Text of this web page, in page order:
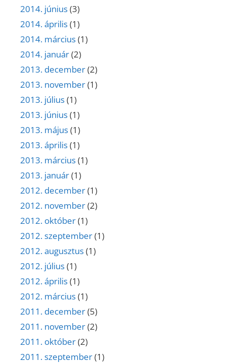
2014. június(3)
2014. április(1)
2014. március(1)
2014. január(2)
2013. december(2)
2013. november(1)
2013. július(1)
2013. június(1)
2013. május(1)
2013. április(1)
2013. március(1)
2013. január(1)
2012. december(1)
2012. november(2)
2012. október(1)
2012. szeptember(1)
2012. augusztus(1)
2012. július(1)
2012. április(1)
2012. március(1)
2011. december(5)
2011. november(2)
2011. október(2)
2011. szeptember(1)